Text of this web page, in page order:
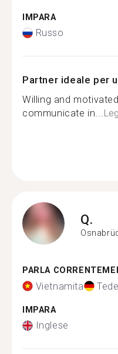
IMPARA
Russo
Partner ideale per
Willing and
communicate in...
Q.
PARLA
Vietnamita
IMPARA
Inglese